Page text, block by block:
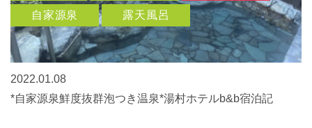
自家源泉 露天風呂
2022.01.08
*自家源泉鮮度抜群泡つき温泉*湯村ホテルb&b宿泊記